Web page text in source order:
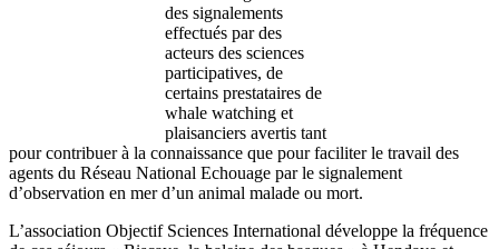
des signalements
effectués par des
acteurs des sciences
participatives, de
certains prestataires de
whale watching et
plaisanciers avertis tant
pour contribuer à la connaissance que pour faciliter le travail des
agents du Réseau National Echouage par le signalement
d’observation en mer d’un animal malade ou mort.
L’association Objectif Sciences International développe la fréquence